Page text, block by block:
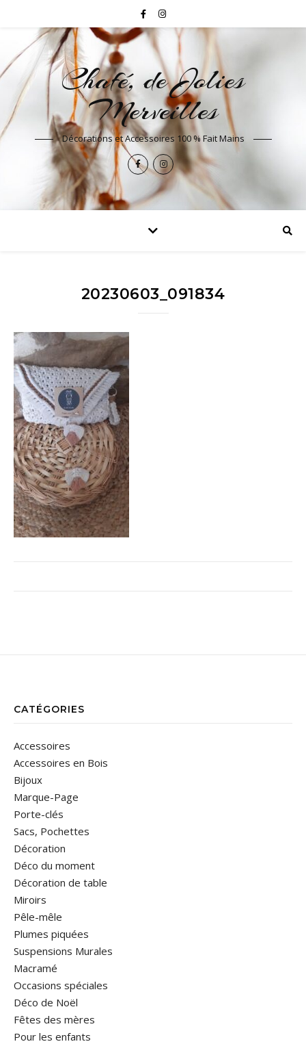
Chafé, de Jolies
Merveilles
Décorations et Accessoires 100 % Fait Mains
20230603_091834
CATÉGORIES
Accessoires
Accessoires en Bois
Bijoux
Marque-Page
Porte-clés
Sacs, Pochettes
Décoration
Déco du moment
Décoration de table
Miroirs
Pêle-mêle
Plumes piquées
Suspensions Murales
Macramé
Occasions spéciales
Déco de Noël
Fêtes des mères
Pour les enfants